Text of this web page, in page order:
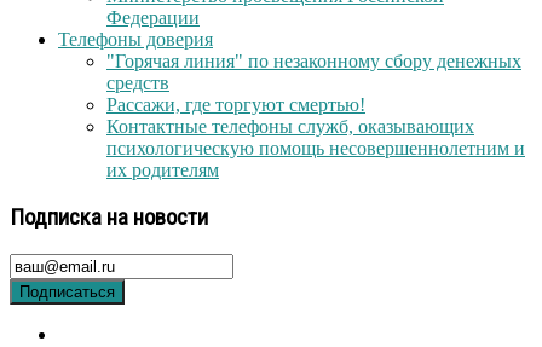
Федерации
Телефоны доверия
"Горячая линия" по незаконному сбору денежных
средств
Рассажи, где торгуют смертью!
Контактные телефоны служб, оказывающих
психологическую помощь несовершеннолетним и
их родителям
Подписка на новости
Подписаться